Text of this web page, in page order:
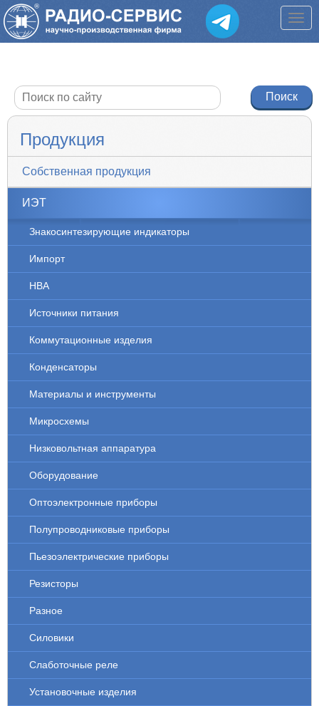
Продукция
Собственная продукция
ИЭТ
Знакосинтезирующие индикаторы
Импорт
НВА
Источники питания
Коммутационные изделия
Конденсаторы
Материалы и инструменты
Микросхемы
Низковольтная аппаратура
Оборудование
Оптоэлектронные приборы
Полупроводниковые приборы
Пьезоэлектрические приборы
Резисторы
Разное
Силовики
Слаботочные реле
Установочные изделия